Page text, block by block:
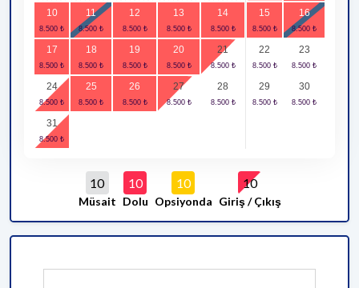
10 11 12 13 14 15 16
17 18 19 20 21 22 23
24 25 26 27 28 29 30
31
10
Müsait
10
Dolu
10
Opsiyonda
10
Giriş / Çıkış